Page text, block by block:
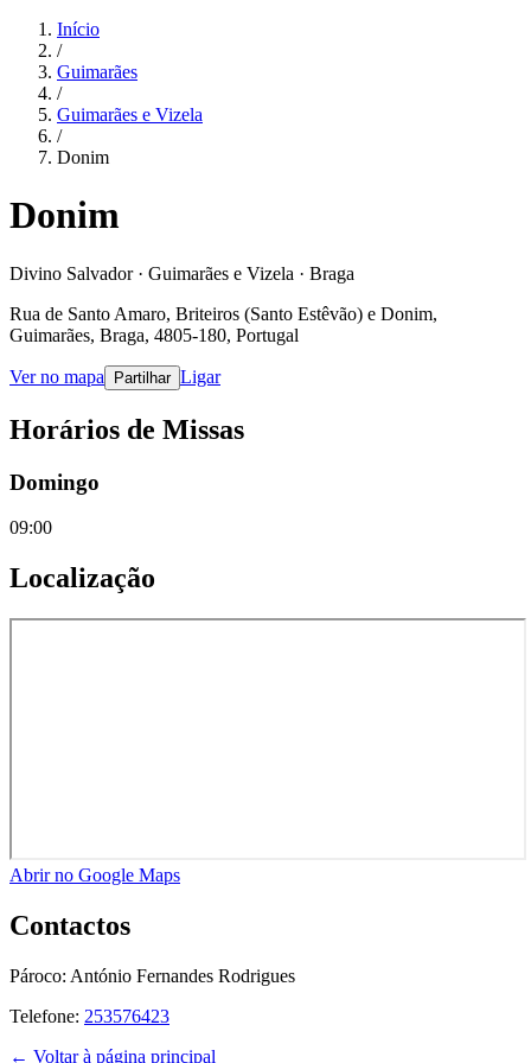
Início
/
Guimarães
/
Guimarães e Vizela
/
Donim
Donim
Divino Salvador · Guimarães e Vizela · Braga
Rua de Santo Amaro, Briteiros (Santo Estêvão) e Donim,
Guimarães, Braga, 4805-180, Portugal
Ver no mapa Partilhar Ligar
Horários de Missas
Domingo
09:00
Localização
Abrir no Google Maps
Contactos
Pároco: António Fernandes Rodrigues
Telefone: 253576423
← Voltar à página principal